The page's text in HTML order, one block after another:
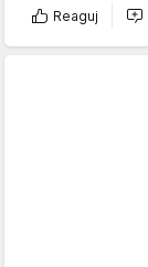
Reaguj